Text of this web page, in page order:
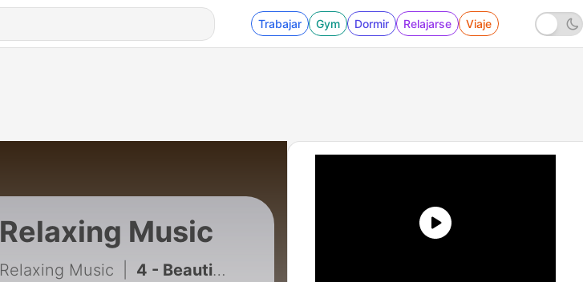
Trabajar Gym Dormir Relajarse Viaje
Relaxing Music
Relaxing Music 4 - Beautiful Piano Music for Meditation and Sleeping